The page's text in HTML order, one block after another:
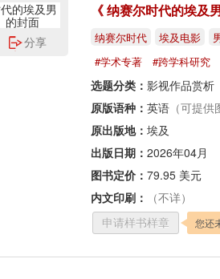
分享
《 纳赛尔时代的埃及
纳赛尔时代 埃及电影
#学术专著
#跨学科研究
选题分类： 影视作品赏析
原版语种： 英语 （可提供
原出版地： 埃及
出版日期： 2026年04月
图书定价： 79.95 美元
内文印刷：
（不详）
申请样书样章 您还